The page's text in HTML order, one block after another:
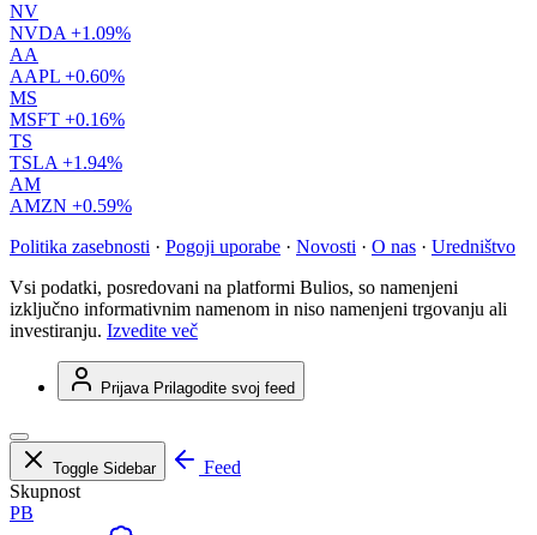
NV
NVDA +1.09%
AA
AAPL +0.60%
MS
MSFT +0.16%
TS
TSLA +1.94%
AM
AMZN +0.59%
Politika zasebnosti · Pogoji uporabe · Novosti · O nas · Uredništvo
Vsi podatki, posredovani na platformi Bulios, so namenjeni
izključno informativnim namenom in niso namenjeni trgovanju ali
investiranju. Izvedite več
Prijava Prilagodite svoj feed
Toggle Sidebar
Feed
Skupnost
PB